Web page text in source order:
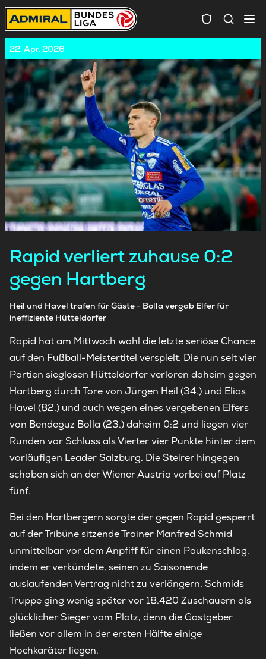
22. Apr. 2026
Rapid verliert zuhause 0:2
gegen Hartberg
Heil und Havel trafen für Gäste - Bolla vergab Elfer für
ineffiziente Hütteldorfer
Rapid hat am Mittwoch wohl die letzte seriöse Chance
auf den Fußball-Meistertitel verspielt. Die nun seit vier
Partien sieglosen Hütteldorfer verloren daheim gegen
Hartberg durch Tore von Jürgen Heil (34.) und Elias
Havel (82.) und auch wegen eines vergebenen Elfers
von Bendeguz Bolla (23.) daheim 0:2 und liegen vier
Runden vor Schluss als Vierter vier Punkte hinter dem
vorläufigen Leader Salzburg. Die Steirer hingegen
schoben sich an der Wiener Austria vorbei auf Platz
fünf.
Bei den Hartbergern sorgte der gegen Rapid gesperrt
auf der Tribüne sitzende Trainer Manfred Schmid
unmittelbar vor dem Anpfiff für einen Paukenschlag,
indem er verkündete, seinen zu Saisonende
auslaufenden Vertrag nicht zu verlängern. Schmids
Truppe ging wenig später vor 18.420 Zuschauern als
glücklicher Sieger vom Platz, denn die Gastgeber
ließen vor allem in der ersten Hälfte einige
Hochkaräter liegen.